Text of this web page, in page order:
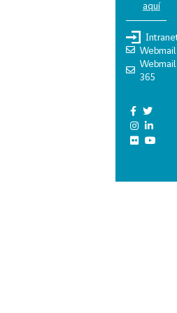
aquí
Webmail
Webmail
365